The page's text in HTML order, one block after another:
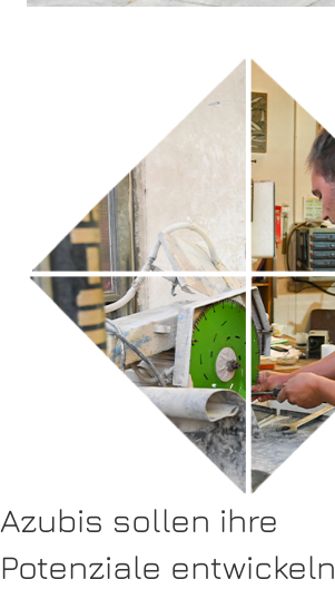
Azubis sollen ihre
Potenziale entwickeln